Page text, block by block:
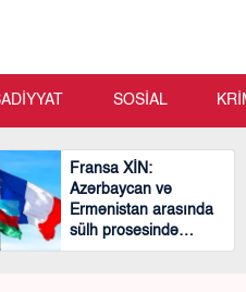
SOSİAL
Fransa XİN:
Azərbaycan və
Ermənistan arasında
sülh prosesində
mühüm və cəsarətli